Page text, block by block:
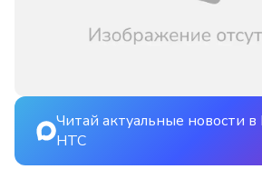
Читай актуальные новости в
НТС